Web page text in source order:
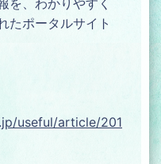
たポータルサイト
useful/article/201